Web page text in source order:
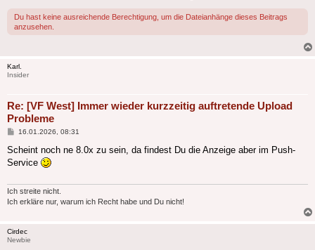
Du hast keine ausreichende Berechtigung, um die Dateianhänge dieses Beitrags
anzusehen.
Karl.
Insider
Re: [VF West] Immer wieder kurzzeitig auftretende Upload
Probleme
Beitrag
16.01.2026, 08:31
Scheint noch ne 8.0x zu sein, da findest Du die Anzeige aber im Push-
Service
Ich streite nicht.
Ich erkläre nur, warum ich Recht habe und Du nicht!
Cirdec
Newbie